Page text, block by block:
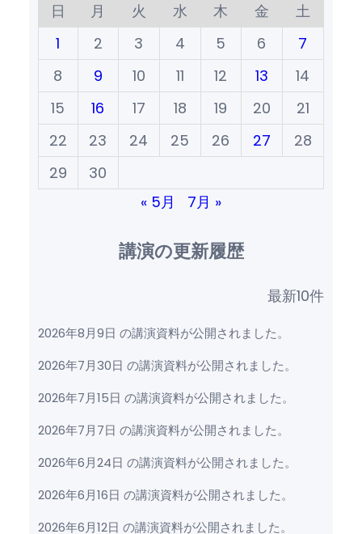
日
月 火 水 木 金
土
1
2 3 4 5 6
7
8
9 10 11 12 13
14
15
16 17 18 19 20
21
22
23 24 25 26 27
28
29
30
« 5月
7月 »
講演の更新履歴
最新10件
2026年8月9日 の講演資料が公開されました。
2026年7月30日 の講演資料が公開されました。
2026年7月15日 の講演資料が公開されました。
2026年7月7日 の講演資料が公開されました。
2026年6月24日 の講演資料が公開されました。
2026年6月16日 の講演資料が公開されました。
2026年6月12日 の講演資料が公開されました。